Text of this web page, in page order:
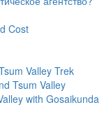
Cost
Valley Trek
Tsum Valley
with Gosaikunda